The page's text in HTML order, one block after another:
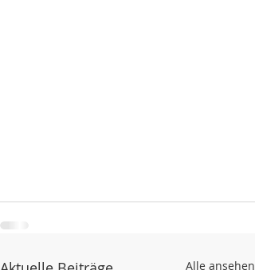
Alle ansehen